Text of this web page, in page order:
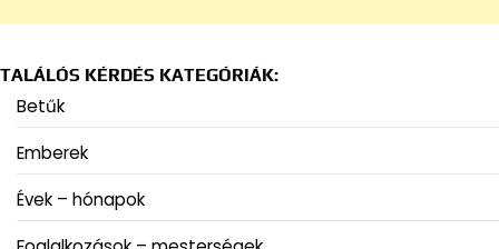
TALÁLÓS KÉRDÉS KATEGÓRIÁK:
Betűk
Emberek
Évek – hónapok